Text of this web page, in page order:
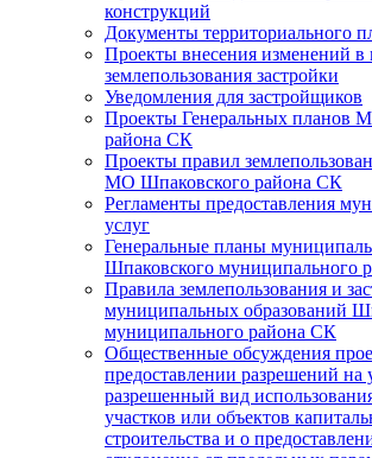
конструкций
Документы территориального
Проекты внесения изменений в
землепользования застройки
Уведомления для застройщиков
Проекты Генеральных планов
района СК
Проекты правил
МО Шпаковского района СК
Регламенты предоставления
услуг
Генеральные планы
Шпаковского муниципального
Правила землепользования и
муниципальных образований
муниципального района СК
Общественные обсуждения
предоставлении разрешений на
разрешенный вид
участков или объектов
строительства и о